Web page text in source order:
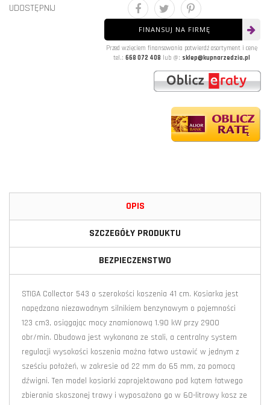
UDOSTĘPNIJ
FINANSUJ NA FIRMĘ
Przed wzięciem finansowania potwierdź asortyment i cenę
tel.: 668 072 408 lub @: sklep@kupnarzedzia.pl
OPIS
SZCZEGÓŁY PRODUKTU
BEZPIECZENSTWO
STIGA Collector 543 o szerokości koszenia 41 cm. Kosiarka jest
napędzana niezawodnym silnikiem benzynowym o pojemności
123 cm3, osiągając mocy znamionową 1.90 kW przy 2900
obr/min. Obudowa jest wykonana ze stali, a centralny system
regulacji wysokości koszenia można łatwo ustawić w jednym z
sześciu położeń, w zakresie od 22 mm do 65 mm, za pomocą
dźwigni. Ten model kosiarki zaprojektowano pod kątem łatwego
zbierania skoszonej trawy i wyposażono go w 60-litrowy kosz ze